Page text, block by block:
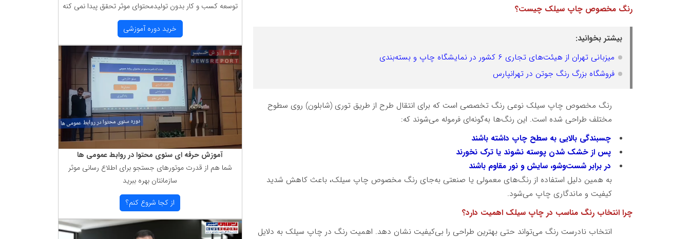
رنگ مخصوص چاپ سیلک چیست؟
بیشتر بخوانید:
میزبانی تهران از هیئت‌های تجاری ۶ کشور در نمایشگاه چاپ و بسته‌بندی
فروشگاه بزرگ رنگ جوتن در تهرانپارس
رنگ مخصوص چاپ سیلک نوعی رنگ تخصصی است که برای انتقال طرح از طریق توری (شابلون) روی سطوح
مختلف طراحی شده است. این رنگ‌ها به‌گونه‌ای فرموله می‌شوند که:
چسبندگی بالایی به سطح چاپ داشته باشند
پس از خشک شدن پوسته نشوند یا ترک نخورند
در برابر شست‌وشو، سایش و نور مقاوم باشند
به همین دلیل استفاده از رنگ‌های معمولی یا صنعتی به‌جای رنگ مخصوص چاپ سیلک، باعث کاهش شدید
کیفیت و ماندگاری چاپ می‌شود.
چرا انتخاب رنگ مناسب در چاپ سیلک اهمیت دارد؟
انتخاب نادرست رنگ می‌تواند حتی بهترین طراحی را بی‌کیفیت نشان دهد. اهمیت رنگ در چاپ سیلک به دلایل
توسعه كسب و كار بدون تولیدمحتوای موثر تحقق پبدا نمی كنه
خرید دوره آموزشی
آموزش حرفه ای سئوی محتوا در روابط عمومی ها
شما هم از قدرت موتورهای جستجو برای اطلاع رسانی موثر
سازمانتان بهره ببرید
از كجا شروع كنم؟